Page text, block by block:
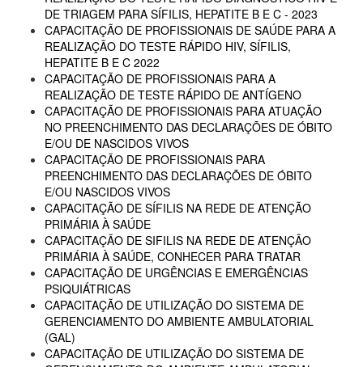
DE TRIAGEM PARA SÍFILIS, HEPATITE B E C - 2023
CAPACITAÇÃO DE PROFISSIONAIS DE SAÚDE PARA A
REALIZAÇÃO DO TESTE RÁPIDO HIV, SÍFILIS,
HEPATITE B E C 2022
CAPACITAÇÃO DE PROFISSIONAIS PARA A
REALIZAÇÃO DE TESTE RÁPIDO DE ANTÍGENO
CAPACITAÇÃO DE PROFISSIONAIS PARA ATUAÇÃO
NO PREENCHIMENTO DAS DECLARAÇÕES DE ÓBITO
E/OU DE NASCIDOS VIVOS
CAPACITAÇÃO DE PROFISSIONAIS PARA
PREENCHIMENTO DAS DECLARAÇÕES DE ÓBITO
E/OU NASCIDOS VIVOS
CAPACITAÇÃO DE SÍFILIS NA REDE DE ATENÇÃO
PRIMÁRIA À SAÚDE
CAPACITAÇÃO DE SIFILIS NA REDE DE ATENÇÃO
PRIMÁRIA À SAÚDE, CONHECER PARA TRATAR
CAPACITAÇÃO DE URGÊNCIAS E EMERGÊNCIAS
PSIQUIÁTRICAS
CAPACITAÇÃO DE UTILIZAÇÃO DO SISTEMA DE
GERENCIAMENTO DO AMBIENTE AMBULATORIAL
(GAL)
CAPACITAÇÃO DE UTILIZAÇÃO DO SISTEMA DE